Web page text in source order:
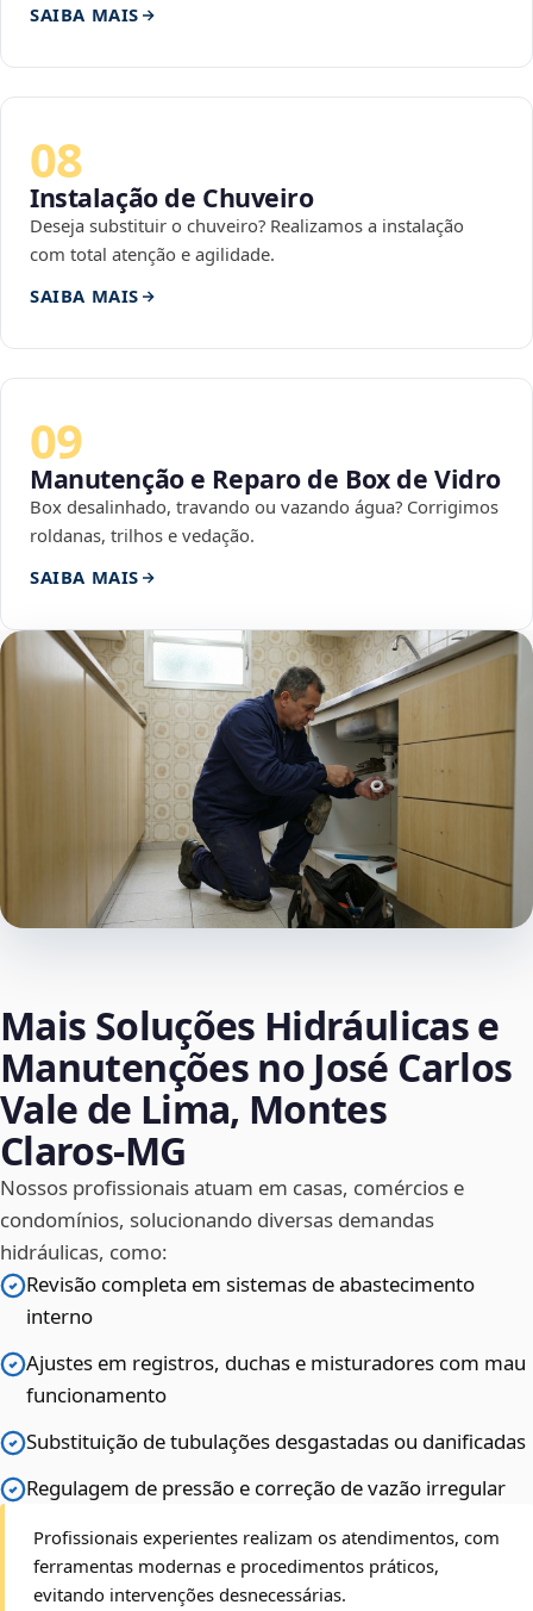
SAIBA MAIS
08
Instalação de Chuveiro
Deseja substituir o chuveiro? Realizamos a instalação
com total atenção e agilidade.
SAIBA MAIS
09
Manutenção e Reparo de Box de Vidro
Box desalinhado, travando ou vazando água? Corrigimos
roldanas, trilhos e vedação.
SAIBA MAIS
Mais Soluções Hidráulicas e
Manutenções no José Carlos
Vale de Lima, Montes
Claros‑MG
Nossos profissionais atuam em casas, comércios e
condomínios, solucionando diversas demandas
hidráulicas, como:
Revisão completa em sistemas de abastecimento
interno
Ajustes em registros, duchas e misturadores com mau
funcionamento
Substituição de tubulações desgastadas ou danificadas
Regulagem de pressão e correção de vazão irregular
Profissionais experientes realizam os atendimentos, com
ferramentas modernas e procedimentos práticos,
evitando intervenções desnecessárias.